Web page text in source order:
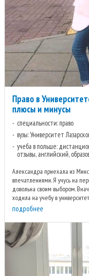
Право в
плюсы и минусы
специальности: право
вузы: Университет
учеба в польше:
отзывы, английский,
Александра приехала из
впечатлениями. Я учусь на
довольна своим выбором.
ходила на учебу в
подробнее